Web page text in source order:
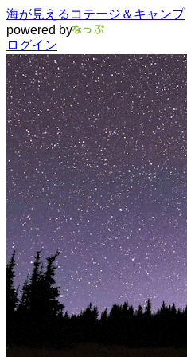
海が見えるコテージ＆キャンプ
powered by
ログイン